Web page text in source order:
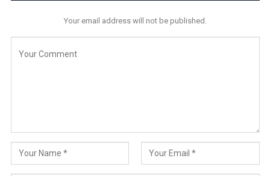
Your email address will not be published.